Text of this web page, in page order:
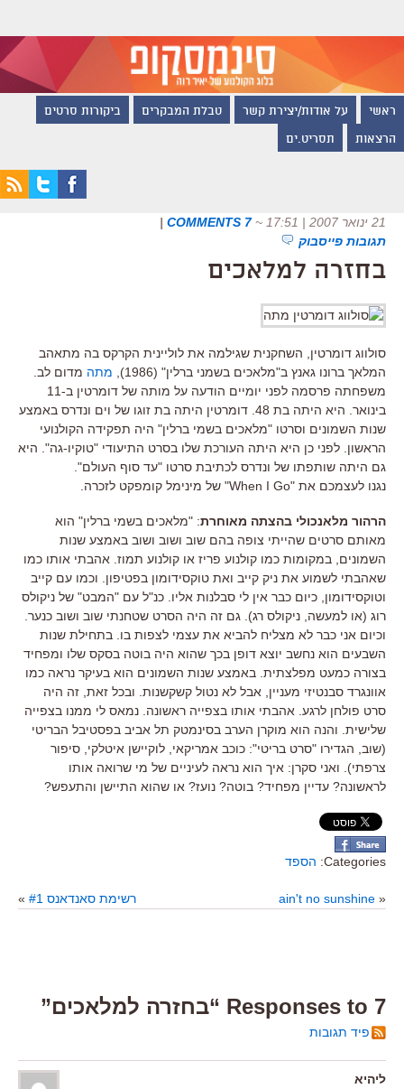
ראשי על אודות/יצירת קשר טבלת המבקרים ביקורות סרטים
הרצאות תסריט.ים
21 ינואר 2007 | 17:51 ~
7 COMMENTS
|
תגובות פייסבוק
בחזרה למלאכים
סולווג דומרטין, השחקנית שגילמה את לוליינית הקרקס בה מתאהב
המלאך ברונו גאנץ ב"מלאכים בשמני ברלין" (1986),
מתה מדום לב.
משפחתה פרסמה לפני יומיים הודעה על מותה של דומרטין ב-11
בינואר. היא היתה בת 48. דומרטין היתה בת זוגו של וים ונדרס באמצע
שנות השמונים וסרטו "מלאכים בשמי ברלין" היה תפקידה הקולנועי
הראשון. לפני כן היא היתה העורכת שלו בסרט התיעודי "טוקיו-גה". היא
גם היתה שותפתו של ונדרס לכתיבת סרטו "עד סוף העולם".
נגנו לעצמכם את "When I Go" של מינימל קומפקט לזכרה.
הרהור מלאנכולי בהצתה מאוחרת: "מלאכים בשמי ברלין" הוא
מאותם סרטים שהייתי צופה בהם שוב ושוב ושוב באמצע שנות
השמונים, במקומות כמו קולנוע פריז או קולנוע תמוז. אהבתי אותו כמו
שאהבתי לשמוע את ניק קייב ואת טוקסידומון בפטיפון. וכמו עם קייב
וטוקסידומון, כיום כבר אין לי סבלנות אליו. כנ"ל עם "המבט" של ניקולס
רוג (או למעשה, ניקולס רג). גם זה היה הסרט שטחנתי שוב ושוב כנער.
וכיום אני כבר לא מצליח להביא את עצמי לצפות בו. בתחילת שנות
השבעים הוא נחשב יוצא דופן בכך שהוא היה בוטה בסקס שלו ומפחיד
בצורה כמעט מפלצתית. באמצע שנות השמונים הוא בעיקר נראה כמו
אוונגרד סבנטיזי מעניין, אבל לא נטול קשקשנות. ובכל זאת, זה היה
סרט פולחן לרגע. אהבתי אותו בצפייה ראשונה. נמאס לי ממנו בצפייה
שלישית. והנה הוא מוקרן הערב בסינמטק תל אביב בפסטיבל הבריטי
(שוב, הגדירו "סרט בריטי": כוכב אמריקאי, לוקיישן איטלקי, סיפור
צרפתי). ואני סקרן: איך הוא נראה לעיניים של מי שרואה אותו
לראשונה? עדיין מפחיד? בוטה? נועז? או שהוא התיישן והתעפש?
Categories: הספד
«
ain't no sunshine רשימת סאנדאנס #1 »
7 Responses to “בחזרה למלאכים”
פיד תגובות
ליהיא